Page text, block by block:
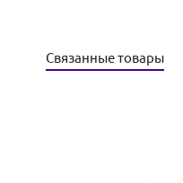
Связанные товары